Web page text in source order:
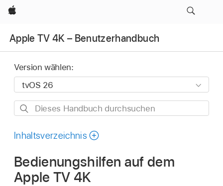
Apple
Apple TV 4K – Benutzerhandbuch
Version wählen:
Dieses
durchsuchen
Inhaltsverzeichnis
Bedienungshilfen auf dem
Apple TV 4K